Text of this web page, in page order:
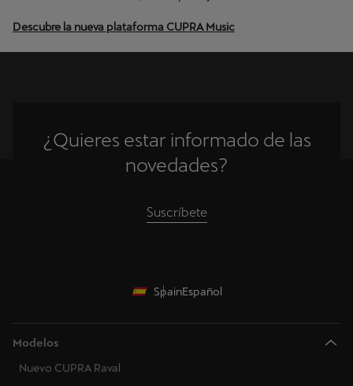
Descubre la nueva plataforma CUPRA Music
¿Quieres estar informado de las
novedades?
Suscríbete
SpainEspañol
Modelos
Nuevo CUPRA Raval